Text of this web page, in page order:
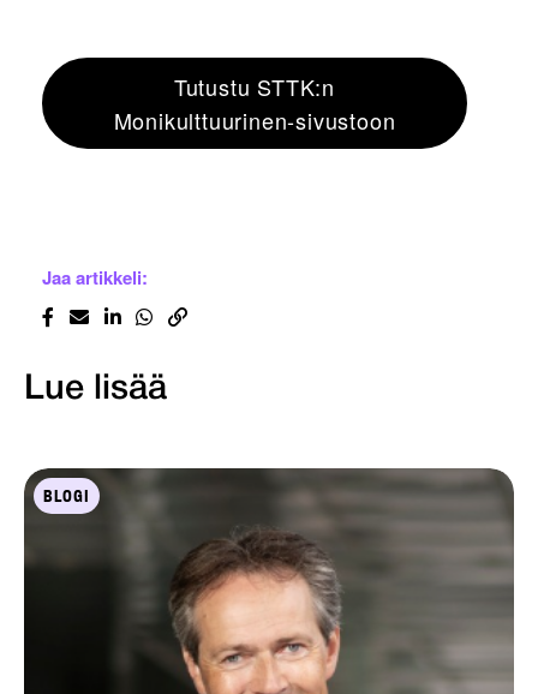
Tutustu STTK:n
Monikulttuurinen-sivustoon
Jaa artikkeli:
Lue lisää
BLOGI